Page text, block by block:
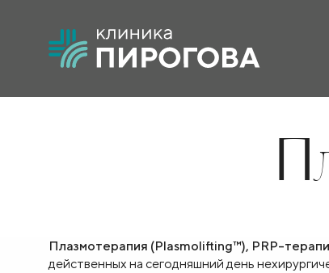
Плазмотерапия (Plasmolifting™), PRP-
действенных на сегодняшний день